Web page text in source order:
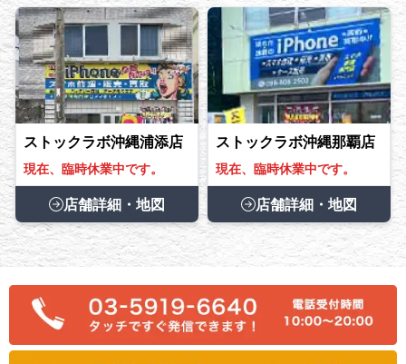
ストックラボ沖縄浦添店
現在、臨時休業中です。
店舗詳細・地図
ストックラボ沖縄那覇店
現在、臨時休業中です。
店舗詳細・地図